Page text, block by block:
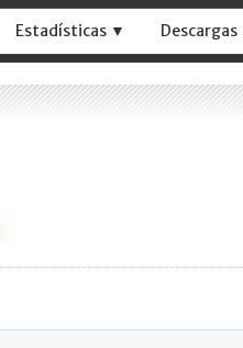
Estadísticas ▼ Descargas